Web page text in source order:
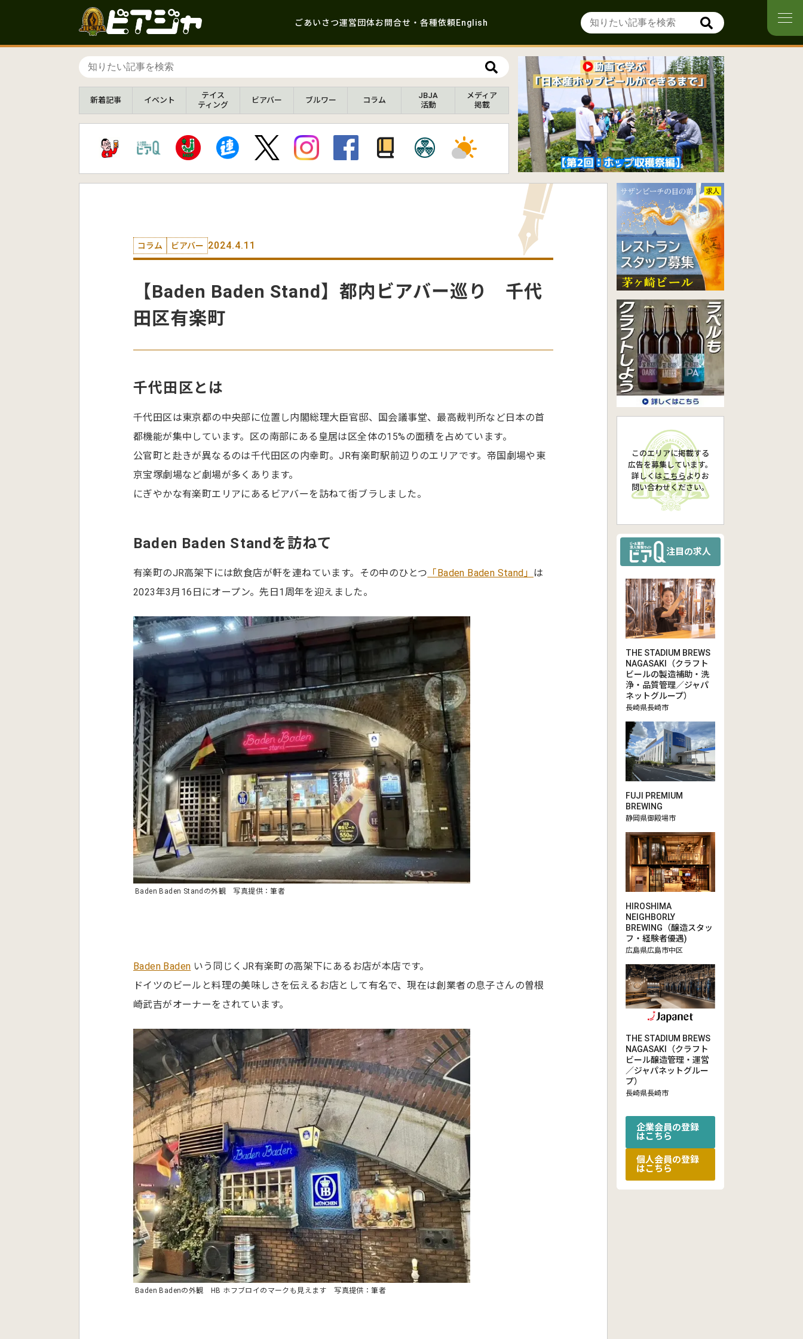
ごあいさつ運営団体お問合せ・各種依頼English
新着記事 イベント
テイス
ティング
ビアバー ブルワー コラム
JBJA
活動
メディア
掲載
コラム ビアバー 2024.4.11
【Baden Baden Stand】都内ビアバー巡り 千代
田区有楽町
千代田区とは
千代田区は東京都の中央部に位置し内閣総理大臣官邸、国会議事堂、最高裁判所など日本の首
都機能が集中しています。区の南部にある皇居は区全体の15%の面積を占めています。
公官町と赴きが異なるのは千代田区の内幸町。JR有楽町駅前辺りのエリアです。帝国劇場や東
京宝塚劇場など劇場が多くあります。
にぎやかな有楽町エリアにあるビアバーを訪ねて街ブラしました。
Baden Baden Standを訪ねて
有楽町のJR高架下には飲食店が軒を連ねています。その中のひとつ 「Baden Baden Stand」 は
2023年3月16日にオープン。先日1周年を迎えました。
Baden Baden Standの外観 写真提供：筆者
Baden Baden いう同じくJR有楽町の高架下にあるお店が本店です。
ドイツのビールと料理の美味しさを伝えるお店として有名で、現在は創業者の息子さんの曽根
崎武吉がオーナーをされています。
Baden Badenの外観 HB ホフブロイのマークも見えます 写真提供：筆者
このエリアに掲載する
広告を募集しています。
詳しくは こちらより お
問い合わせください。
注目の求人
THE STADIUM BREWS
NAGASAKI（クラフト
ビールの製造補助・洗
浄・品質管理／ジャパ
ネットグループ）
長崎県長崎市
FUJI PREMIUM
BREWING
静岡県御殿場市
HIROSHIMA
NEIGHBORLY
BREWING（醸造スタッ
フ・経験者優遇)
広島県広島市中区
THE STADIUM BREWS
NAGASAKI（クラフト
ビール醸造管理・運営
／ジャパネットグルー
プ）
長崎県長崎市
企業会員の登録
はこちら
個人会員の登録
はこちら